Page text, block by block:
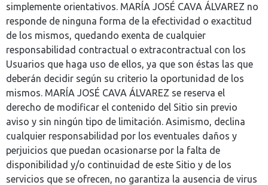
simplemente orientativos. MARÍA JOSÉ CAVA ÁLVAREZ no
responde de ninguna forma de la efectividad o exactitud
de los mismos, quedando exenta de cualquier
responsabilidad contractual o extracontractual con los
Usuarios que haga uso de ellos, ya que son éstas las que
deberán decidir según su criterio la oportunidad de los
mismos. MARÍA JOSÉ CAVA ÁLVAREZ se reserva el
derecho de modificar el contenido del Sitio sin previo
aviso y sin ningún tipo de limitación. Asimismo, declina
cualquier responsabilidad por los eventuales daños y
perjuicios que puedan ocasionarse por la falta de
disponibilidad y/o continuidad de este Sitio y de los
servicios que se ofrecen, no garantiza la ausencia de virus